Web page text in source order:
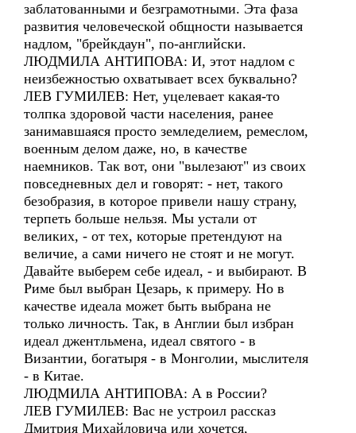
заблатованными и безграмотными. Эта фаза
развития человеческой общности называется
надлом, "брейкдаун", по-английски.
ЛЮДМИЛА АНТИПОВА: И, этот надлом с
неизбежностью охватывает всех буквально?
ЛЕВ ГУМИЛЕВ: Нет, уцелевает какая-то
толпка здоровой части населения, ранее
занимавшаяся просто земледелием, ремеслом,
военным делом даже, но, в качестве
наемников. Так вот, они "вылезают" из своих
повседневных дел и говорят: - нет, такого
безобразия, в которое привели нашу страну,
терпеть больше нельзя. Мы устали от
великих, - от тех, которые претендуют на
величие, а сами ничего не стоят и не могут.
Давайте выберем себе идеал, - и выбирают. В
Риме был выбран Цезарь, к примеру. Но в
качестве идеала может быть выбрана не
только личность. Так, в Англии был избран
идеал джентльмена, идеал святого - в
Византии, богатыря - в Монголии, мыслителя
- в Китае.
ЛЮДМИЛА АНТИПОВА: А в России?
ЛЕВ ГУМИЛЕВ: Вас не устроил рассказ
Дмитрия Михайловича или хочется,